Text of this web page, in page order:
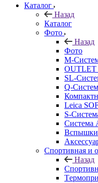
Каталог
Назад
Каталог
Фото
Назад
Фото
M-
OUTLET
SL-
Q-
Leica
S-
Система
Вспышки
Спортивная и
Назад